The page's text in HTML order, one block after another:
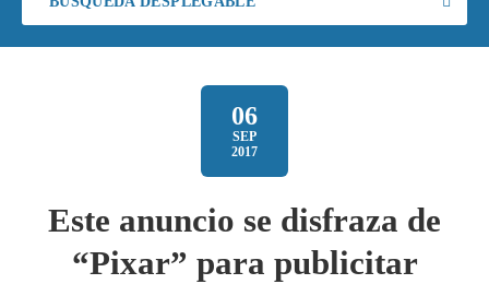
06
SEP
2017
Este anuncio se disfraza de
“Pixar” para publicitar